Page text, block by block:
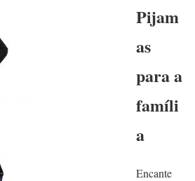
Pijam
as
para a
famíli
a
Encante